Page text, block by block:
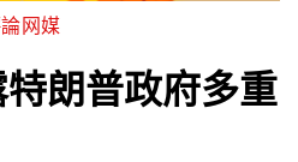
网媒
朗普政府多重